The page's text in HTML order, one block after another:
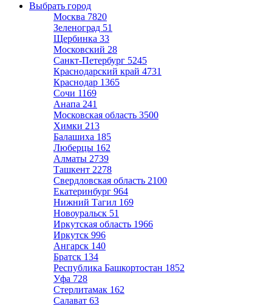
Выбрать город
Москва 7820
Зеленоград 51
Щербинка 33
Московский 28
Санкт-Петербург 5245
Краснодарский край 4731
Краснодар 1365
Сочи 1169
Анапа 241
Московская область 3500
Химки 213
Балашиха 185
Люберцы 162
Алматы 2739
Ташкент 2278
Свердловская область 2100
Екатеринбург 964
Нижний Тагил 169
Новоуральск 51
Иркутская область 1966
Иркутск 996
Ангарск 140
Братск 134
Республика Башкортостан 1852
Уфа 728
Стерлитамак 162
Салават 63